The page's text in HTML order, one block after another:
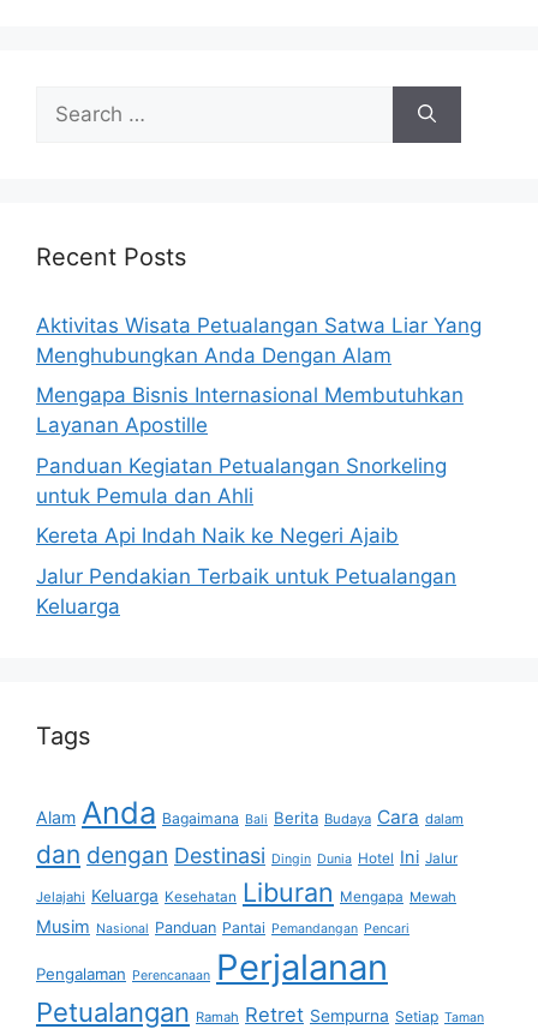
for:
Recent Posts
Aktivitas Wisata Petualangan Satwa Liar Yang
Menghubungkan Anda Dengan Alam
Mengapa Bisnis Internasional Membutuhkan
Layanan Apostille
Panduan Kegiatan Petualangan Snorkeling
untuk Pemula dan Ahli
Kereta Api Indah Naik ke Negeri Ajaib
Jalur Pendakian Terbaik untuk Petualangan
Keluarga
Tags
Alam Anda Bagaimana Bali Berita Budaya Cara dalam
dan dengan Destinasi Dingin Dunia Hotel Ini Jalur
Jelajahi Keluarga Kesehatan Liburan Mengapa Mewah
Musim Nasional Panduan Pantai Pemandangan Pencari
Pengalaman Perencanaan Perjalanan
Petualangan Ramah Retret Sempurna Setiap Taman